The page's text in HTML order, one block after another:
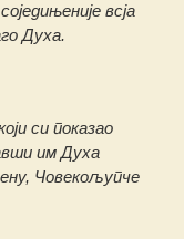
всја
Духа.
си показао
им Духа
Човекољупче